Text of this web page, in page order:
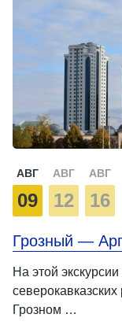
АВГ
09
АВГ
12
АВГ
16
Грозный —
На этой
Грозном …